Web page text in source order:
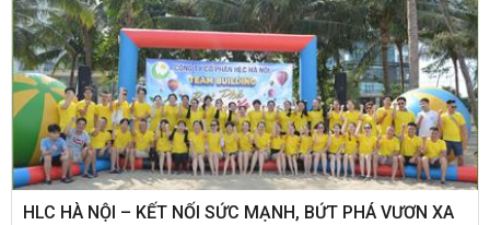
HLC HÀ NỘI – KẾT NỐI SỨC MẠNH, BỨT PHÁ VƯƠN XA